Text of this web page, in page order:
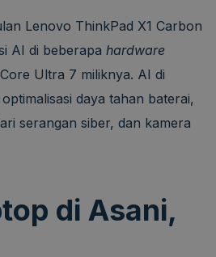
Lenovo ThinkPad X1 Carbon
AI di beberapa hardware
Ultra 7 miliknya. AI di
daya tahan baterai,
serangan siber, dan kamera
di Asani,